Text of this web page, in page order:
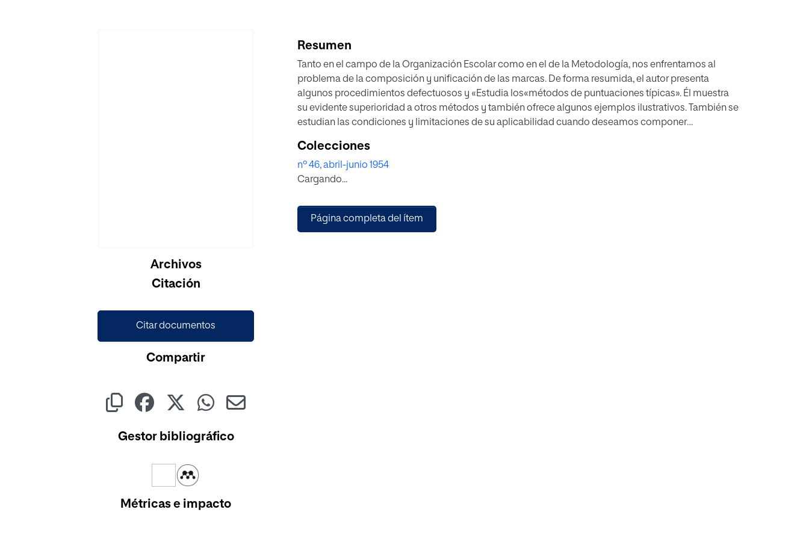
Archivos
Citación
Citar documentos
Compartir
Gestor bibliográfico
Métricas e impacto
Resumen
Tanto en el campo de la Organización Escolar como en el de la Metodología, nos enfrentamos al
problema de la composición y unificación de las marcas. De forma resumida, el autor presenta
algunos procedimientos defectuosos y «Estudia los«métodos de puntuaciones típicas». Él muestra
su evidente superioridad a otros métodos y también ofrece algunos ejemplos ilustrativos. También se
estudian las condiciones y limitaciones de su aplicabilidad cuando deseamos componer
transformación de los «puntuaciones típicas» que facilita su comprensión y disminuye algunos
errores mecánicos.
Colecciones
nº 46, abril-junio 1954
Cargando...
Página completa del ítem